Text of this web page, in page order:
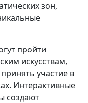
зон,
пройти
искусствам,
участие в
Интерактивные
создают